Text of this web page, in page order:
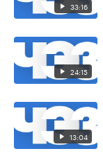
33:16
24:15
13:04